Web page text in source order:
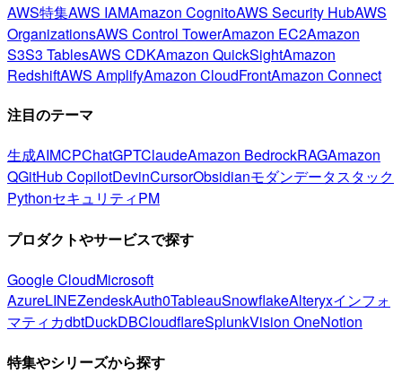
AWS特集AWS IAMAmazon CognitoAWS Security HubAWS
OrganizationsAWS Control TowerAmazon EC2Amazon
S3S3 TablesAWS CDKAmazon QuickSightAmazon
RedshiftAWS AmplifyAmazon CloudFrontAmazon Connect
注目のテーマ
生成AIMCPChatGPTClaudeAmazon BedrockRAGAmazon
QGitHub CopilotDevinCursorObsidianモダンデータスタック
PythonセキュリティPM
プロダクトやサービスで探す
Google CloudMicrosoft
AzureLINEZendeskAuth0TableauSnowflakeAlteryxインフォ
マティカdbtDuckDBCloudflareSplunkVision OneNotion
特集やシリーズから探す